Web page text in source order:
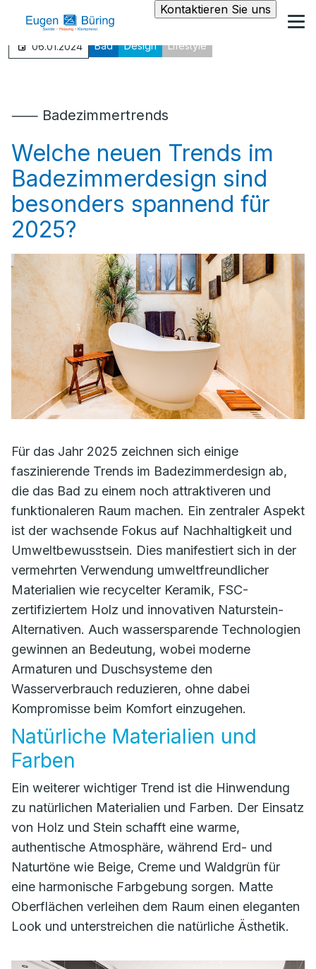
Kontaktieren Sie uns
06.01.2024 Bad Design Lifestyle
⸺ Badezimmertrends
Welche neuen Trends im
Badezimmerdesign sind
besonders spannend für
2025?
Für das Jahr 2025 zeichnen sich einige
faszinierende Trends im Badezimmerdesign ab,
die das Bad zu einem noch attraktiveren und
funktionaleren Raum machen. Ein zentraler Aspekt
ist der wachsende Fokus auf Nachhaltigkeit und
Umweltbewusstsein. Dies manifestiert sich in der
vermehrten Verwendung umweltfreundlicher
Materialien wie recycelter Keramik, FSC-
zertifiziertem Holz und innovativen Naturstein-
Alternativen. Auch wassersparende Technologien
gewinnen an Bedeutung, wobei moderne
Armaturen und Duschsysteme den
Wasserverbrauch reduzieren, ohne dabei
Kompromisse beim Komfort einzugehen.
Natürliche Materialien und
Farben
Ein weiterer wichtiger Trend ist die Hinwendung
zu natürlichen Materialien und Farben. Der Einsatz
von Holz und Stein schafft eine warme,
authentische Atmosphäre, während Erd- und
Naturtöne wie Beige, Creme und Waldgrün für
eine harmonische Farbgebung sorgen. Matte
Oberflächen verleihen dem Raum einen eleganten
Look und unterstreichen die natürliche Ästhetik.